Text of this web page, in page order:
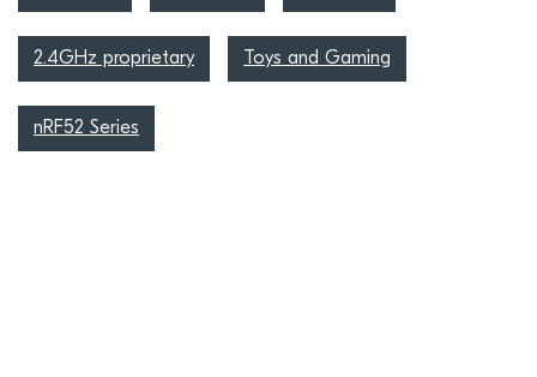
2.4GHz proprietary Toys and Gaming
nRF52 Series